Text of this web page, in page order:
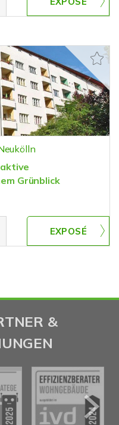
Grünblick
&